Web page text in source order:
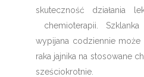
skuteczność działania
chemioterapii.
wypijana codziennie
raka jajnika na stosowane
sześciokrotnie.